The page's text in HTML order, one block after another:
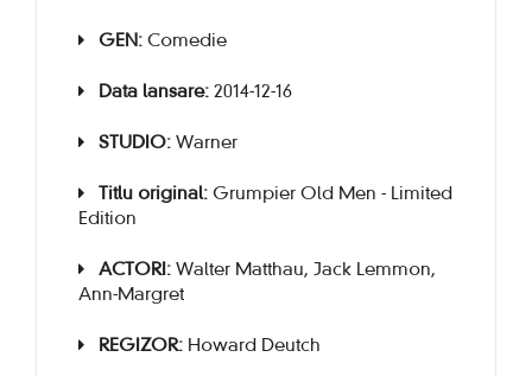
GEN: Comedie
Data lansare: 2014-12-16
STUDIO: Warner
Titlu original: Grumpier Old Men - Limited
Edition
ACTORI: Walter Matthau, Jack Lemmon,
Ann-Margret
REGIZOR: Howard Deutch